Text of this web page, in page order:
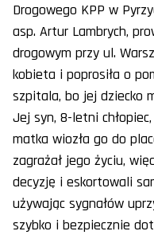
Drogowego KPP w
asp. Artur Lambrych,
drogowym przy ul.
kobieta i poprosiła o
szpitala, bo jej dziecko
Jej syn, 8-letni
matka wiozła go do
zagrażał jego życiu,
decyzję i eskortowali
używając sygnałów
szybko i bezpiecznie